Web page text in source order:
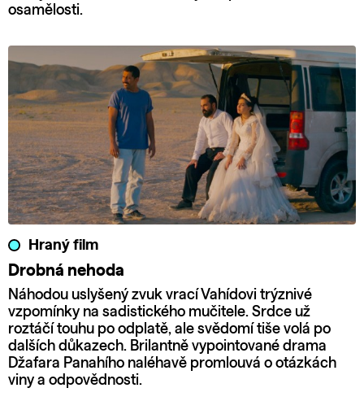
osamělosti.
Hraný film
Drobná nehoda
Náhodou uslyšený zvuk vrací Vahídovi trýznivé
vzpomínky na sadistického mučitele. Srdce už
roztáčí touhu po odplatě, ale svědomí tiše volá po
dalších důkazech. Brilantně vypointované drama
Džafara Panahího naléhavě promlouvá o otázkách
viny a odpovědnosti.